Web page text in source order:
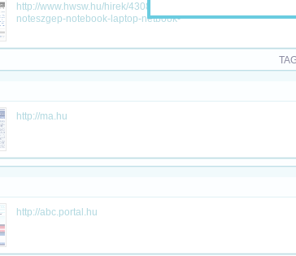
http://www.hwsw.hu/hirek/43083/acer-aspire-1810tz-
noteszgep-notebook-laptop-netbook-
http://ma.hu
http://abc.portal.hu